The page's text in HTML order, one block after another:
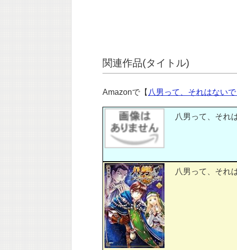
関連作品(タイトル)
Amazonで【 八男って、それはない
八男って、それ
八男って、それ